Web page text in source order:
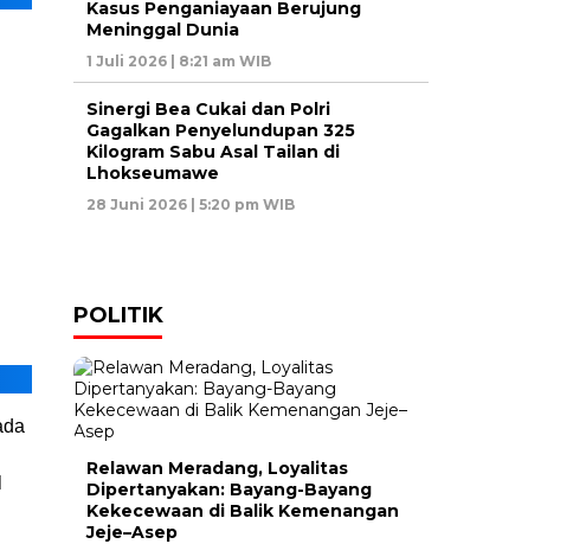
Kasus Penganiayaan Berujung
Meninggal Dunia
1 Juli 2026 | 8:21 am WIB
Sinergi Bea Cukai dan Polri
Gagalkan Penyelundupan 325
Kilogram Sabu Asal Tailan di
Lhokseumawe
28 Juni 2026 | 5:20 pm WIB
POLITIK
Relawan Meradang, Loyalitas
Dipertanyakan: Bayang-Bayang
Kekecewaan di Balik Kemenangan
Jeje–Asep